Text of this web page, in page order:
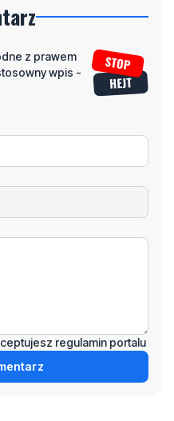
z prawem
wpis -
regulamin portalu